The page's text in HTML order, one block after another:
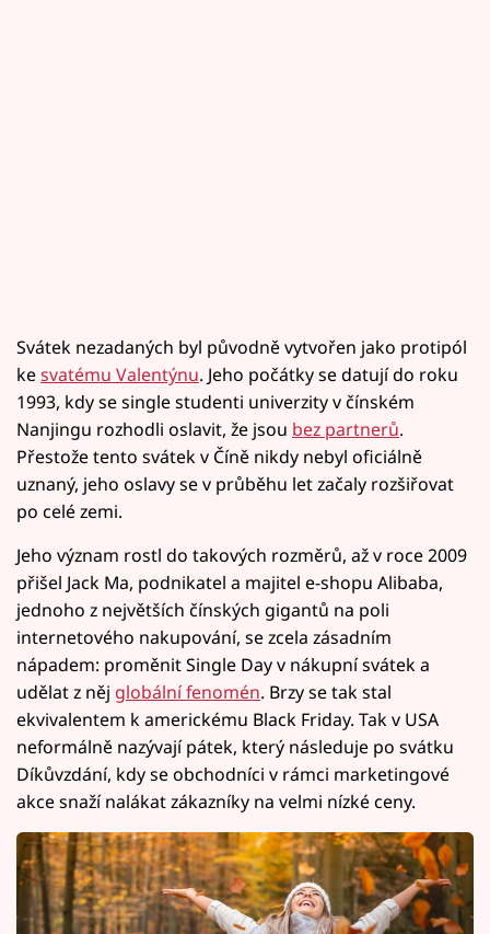
Svátek nezadaných byl původně vytvořen jako protipól
kesvatému Valentýnu. Jeho počátky se datují do roku
1993, kdy se single studenti univerzity v čínském
Nanjingu rozhodli oslavit, že jsou bez partnerů.
Přestože tento svátek v Číně nikdy nebyl oficiálně
uznaný, jeho oslavy se v průběhu let začaly rozšiřovat
po celé zemi.
Jeho význam rostl do takových rozměrů, až v roce 2009
přišel Jack Ma, podnikatel a majitel e-shopu Alibaba,
jednoho z největších čínských gigantů na poli
internetového nakupování, se zcela zásadním
nápadem: proměnit Single Day v nákupní svátek a
udělat z něj globální fenomén. Brzy se tak stal
ekvivalentem k americkému Black Friday. Tak v USA
neformálně nazývají pátek, který následuje po svátku
Díkůvzdání, kdy se obchodníci v rámci marketingové
akce snaží nalákat zákazníky na velmi nízké ceny.